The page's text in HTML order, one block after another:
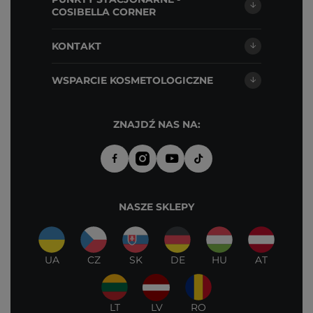
COSIBELLA CORNER
KONTAKT
WSPARCIE KOSMETOLOGICZNE
ZNAJDŹ NAS NA:
NASZE SKLEPY
UA CZ SK DE HU AT
LT LV RO